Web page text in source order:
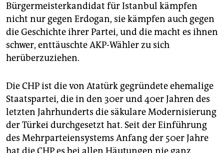
Bürgermeisterkandidat für Istanbul kämpfen
nicht nur gegen Erdogan, sie kämpfen auch gegen
die Geschichte ihrer Partei, und die macht es ihnen
schwer, enttäuschte AKP-Wähler zu sich
herüberzuziehen.
Die CHP ist die von Atatürk gegründete ehemalige
Staatspartei, die in den 30er und 40er Jahren des
letzten Jahrhunderts die säkulare Modernisierung
der Türkei durchgesetzt hat. Seit der Einführung
des Mehrparteiensystems Anfang der 50er Jahre